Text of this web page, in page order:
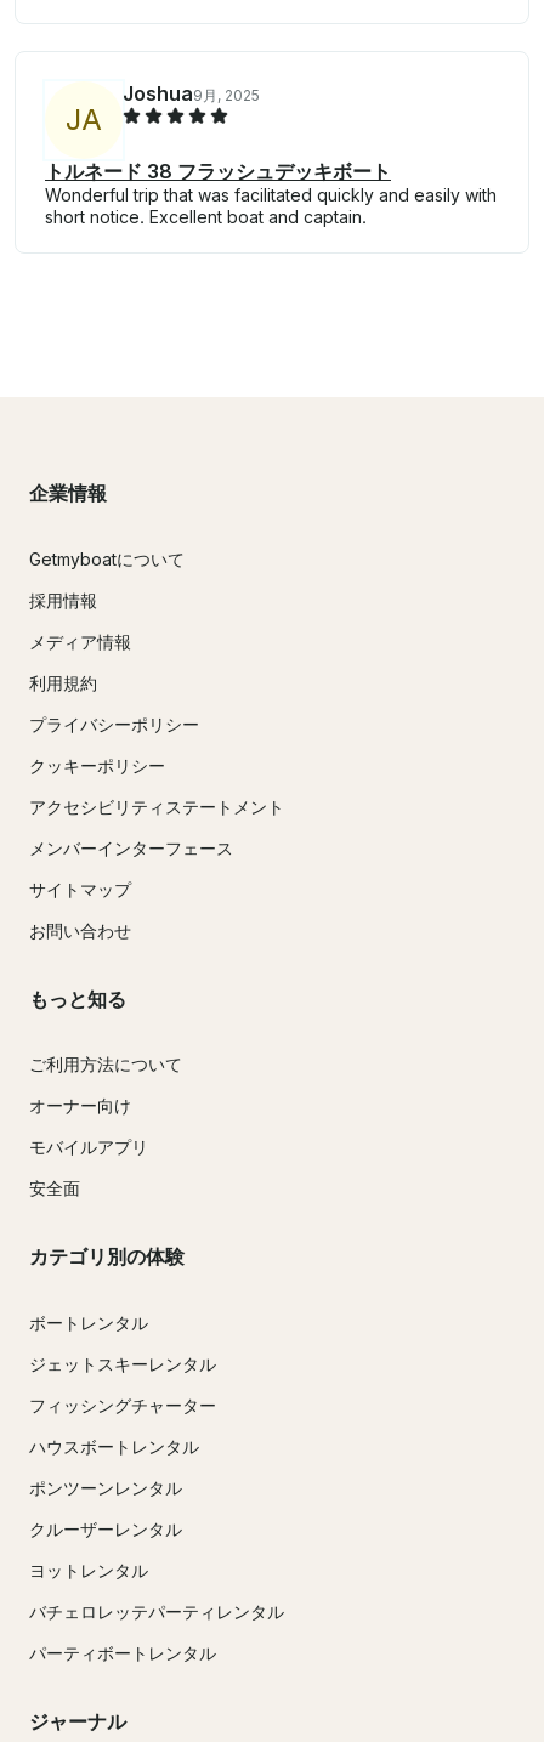
JA
Joshua9月, 2025
トルネード 38 フラッシュデッキボート
Wonderful trip that was facilitated quickly and easily with
short notice. Excellent boat and captain.
企業情報
Getmyboatについて
採用情報
メディア情報
利用規約
プライバシーポリシー
クッキーポリシー
アクセシビリティステートメント
メンバーインターフェース
サイトマップ
お問い合わせ
もっと知る
ご利用方法について
オーナー向け
モバイルアプリ
安全面
カテゴリ別の体験
ボートレンタル
ジェットスキーレンタル
フィッシングチャーター
ハウスボートレンタル
ポンツーンレンタル
クルーザーレンタル
ヨットレンタル
バチェロレッテパーティレンタル
パーティボートレンタル
ジャーナル